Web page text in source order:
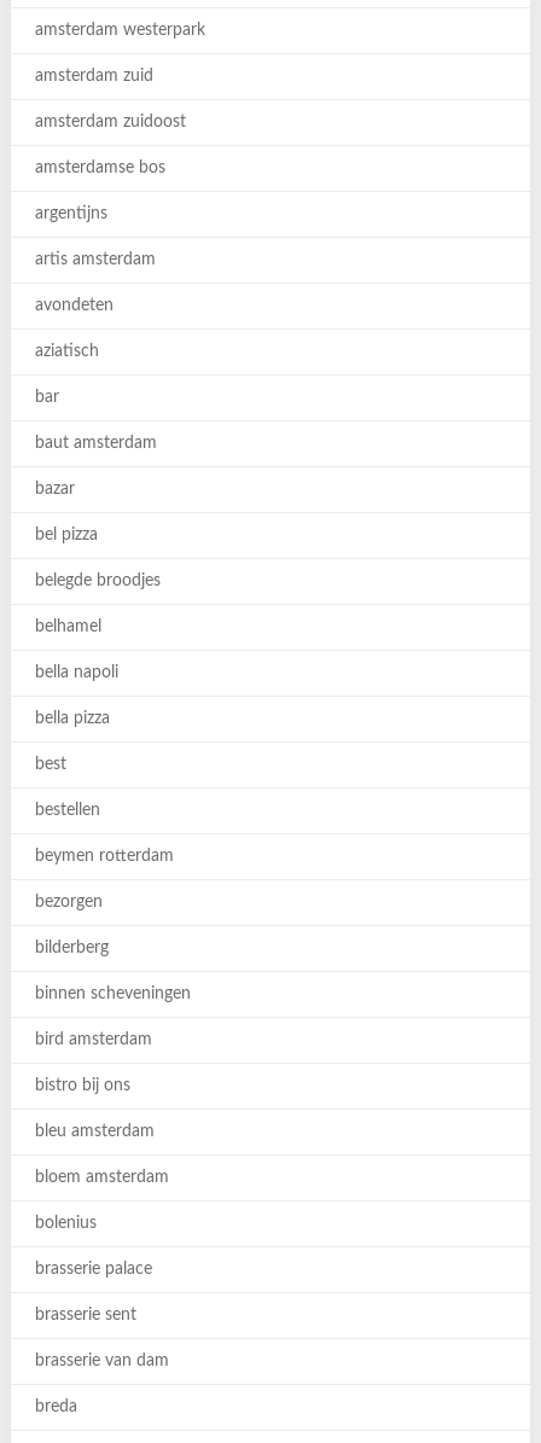
amsterdam westerpark
amsterdam zuid
amsterdam zuidoost
amsterdamse bos
argentijns
artis amsterdam
avondeten
aziatisch
bar
baut amsterdam
bazar
bel pizza
belegde broodjes
belhamel
bella napoli
bella pizza
best
bestellen
beymen rotterdam
bezorgen
bilderberg
binnen scheveningen
bird amsterdam
bistro bij ons
bleu amsterdam
bloem amsterdam
bolenius
brasserie palace
brasserie sent
brasserie van dam
breda